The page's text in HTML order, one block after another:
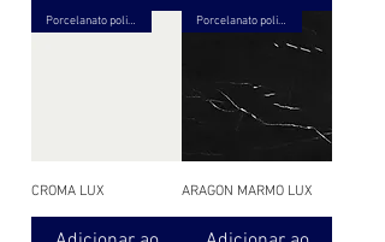
Porcelanato polido
CROMA LUX
Porcelanato polido
ARAGON MARMO LUX